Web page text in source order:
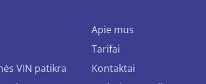
VIN patikra
Apie mus
Tarifai
Kontaktai